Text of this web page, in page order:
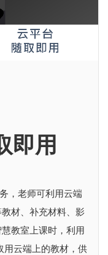
即用
，老师可利用云端
材、补充材料、影
教室上课时，利用
用云端上的教材，供